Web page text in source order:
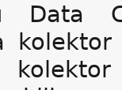
Data